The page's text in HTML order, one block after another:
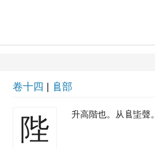
卷十四 | 𨸏部
陛 升高階也。从𨸏坒聲。